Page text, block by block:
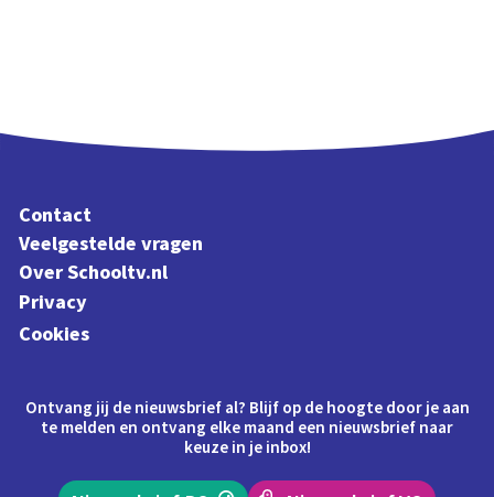
Contact
Veelgestelde vragen
Over Schooltv.nl
Privacy
Cookies
Ontvang jij de nieuwsbrief al? Blijf op de hoogte door je aan
te melden en ontvang elke maand een nieuwsbrief naar
keuze in je inbox!